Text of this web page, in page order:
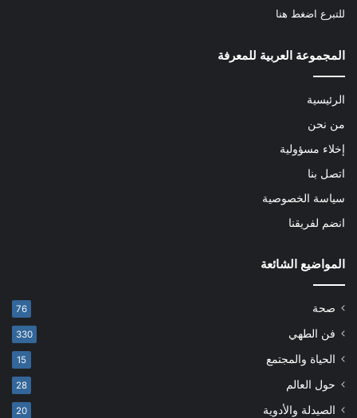
للتبرع اضغط هنا
المجموعة العربية للمعرفة
الرئيسية
من نحن
إخلاء مسؤولية
اتصل بنا
سياسة الخصوصية
انضم لفريقنا
المواضيع الشائعة
صحة 76
فن الطهي 330
الحياة والمجتمع 15
حول العالم 28
الصيدلة والأدوية 20